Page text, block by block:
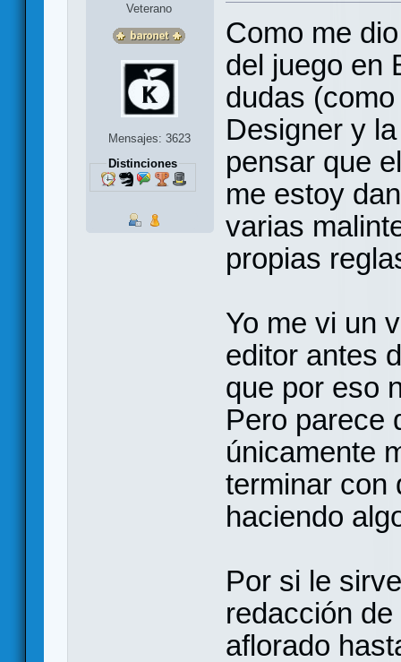
Veterano
Mensajes: 3623
Distinciones
Como me
del juego en
dudas
Designer y
pensar que
me estoy
varias
propias
Yo me vi un
editor antes
que por eso
Pero parece
únicamente
terminar con
haciendo
Por si le
redacción
aflorado